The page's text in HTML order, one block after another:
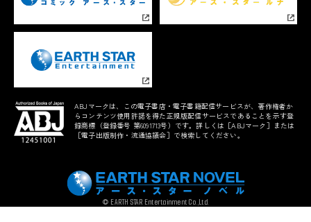
ABJマークは、この電子書店・電子書籍配信サービスが、著作権者か
らコンテンツ使用許諾を得た正規版配信サービスであることを示す登
録商標（登録番号 第6091713号）です。詳しくは［ABJマーク］または
［電子出版制作・流通協議会］で検索してください。
© EARTH STAR Entertainment Co.,Ltd.